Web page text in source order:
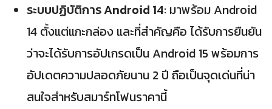
ระบบปฏิบัติการ Android 14: มาพร้อม Android
14 ตั้งแต่แกะกล่อง และที่สำคัญคือ ได้รับการยืนยัน
ว่าจะได้รับการอัปเกรดเป็น Android 15 พร้อมการ
อัปเดตความปลอดภัยนาน 2 ปี ถือเป็นจุดเด่นที่น่า
สนใจสำหรับสมาร์ทโฟนราคานี้